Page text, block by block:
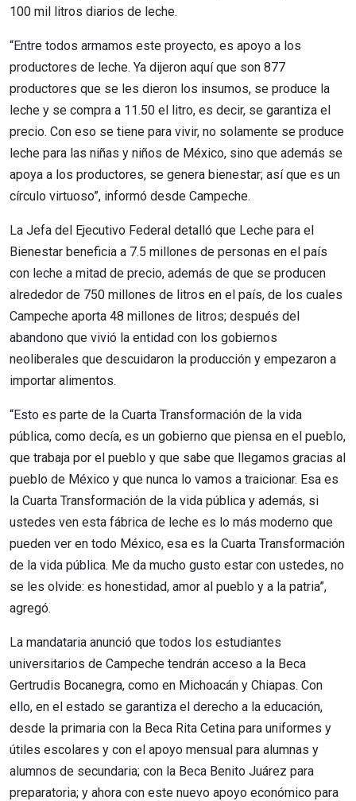
100 mil litros diarios de leche.
“Entre todos armamos este proyecto, es apoyo a los
productores de leche. Ya dijeron aquí que son 877
productores que se les dieron los insumos, se produce la
leche y se compra a 11.50 el litro, es decir, se garantiza el
precio. Con eso se tiene para vivir, no solamente se produce
leche para las niñas y niños de México, sino que además se
apoya a los productores, se genera bienestar; así que es un
círculo virtuoso”, informó desde Campeche.
La Jefa del Ejecutivo Federal detalló que Leche para el
Bienestar beneficia a 7.5 millones de personas en el país
con leche a mitad de precio, además de que se producen
alrededor de 750 millones de litros en el país, de los cuales
Campeche aporta 48 millones de litros; después del
abandono que vivió la entidad con los gobiernos
neoliberales que descuidaron la producción y empezaron a
importar alimentos.
“Esto es parte de la Cuarta Transformación de la vida
pública, como decía, es un gobierno que piensa en el pueblo,
que trabaja por el pueblo y que sabe que llegamos gracias al
pueblo de México y que nunca lo vamos a traicionar. Esa es
la Cuarta Transformación de la vida pública y además, si
ustedes ven esta fábrica de leche es lo más moderno que
pueden ver en todo México, esa es la Cuarta Transformación
de la vida pública. Me da mucho gusto estar con ustedes, no
se les olvide: es honestidad, amor al pueblo y a la patria”,
agregó.
La mandataria anunció que todos los estudiantes
universitarios de Campeche tendrán acceso a la Beca
Gertrudis Bocanegra, como en Michoacán y Chiapas. Con
ello, en el estado se garantiza el derecho a la educación,
desde la primaria con la Beca Rita Cetina para uniformes y
útiles escolares y con el apoyo mensual para alumnas y
alumnos de secundaria; con la Beca Benito Juárez para
preparatoria; y ahora con este nuevo apoyo económico para